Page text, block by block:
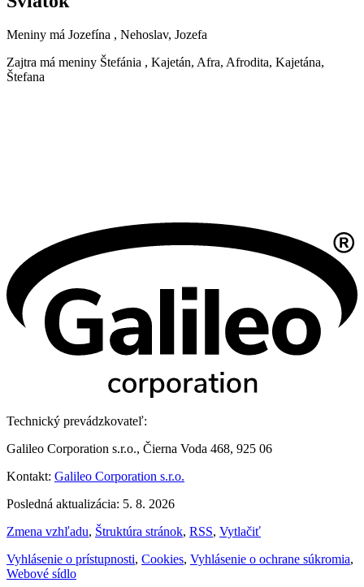
Meniny má Jozefína , Nehoslav, Jozefa
Zajtra má meniny Štefánia , Kajetán, Afra, Afrodita, Kajetána,
Štefana
Technický prevádzkovateľ:
Galileo Corporation s.r.o., Čierna Voda 468, 925 06
Kontakt: Galileo Corporation s.r.o.
Posledná aktualizácia: 5. 8. 2026
Zmena vzhľadu, Štruktúra stránok, RSS, Vytlačiť
Vyhlásenie o prístupnosti, Cookies, Vyhlásenie o ochrane súkromia,
Webové sídlo